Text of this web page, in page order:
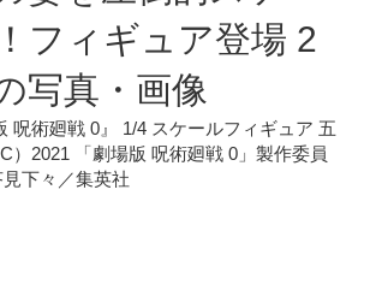
フィギュア登場 2
写真・画像
呪術廻戦 0』 1/4 スケールフィギュア 五
）2021 「劇場版 呪術廻戦 0」製作委員
下々／集英社